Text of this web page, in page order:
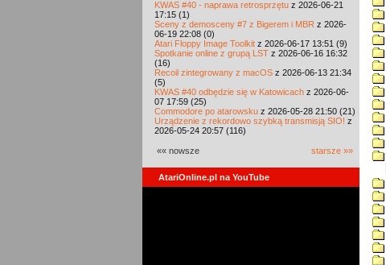
KWAS #40 - naprawa retrosprzętu z 2026-06-21
17:15 (1)
Sceny z demosceny #7 z Bigerem i MBR z 2026-
06-19 22:08 (0)
Atari Floppy Image Toolkit z 2026-06-17 13:51 (9)
Spotkanie online z grupą LST z 2026-06-16 16:32
(16)
Recoil zintegrowany z macOS z 2026-06-13 21:34
(5)
KWAS #40 odbędzie się w Katowicach z 2026-06-
07 17:59 (25)
Commodore po atarowsku z 2026-05-28 21:50 (21)
Urządzenie z rekordowo szybką transmisją SIO! z
2026-05-24 20:57 (116)
«« nowsze starsze »»
AtariOnline.pl na YouTube